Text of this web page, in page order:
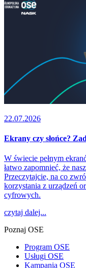
22.07.2026
Ekrany czy słońce?
W świecie pełnym
łatwo zapomnieć, że
Przeczytajcie, na co
korzystania z urządzeń
cyfrowych.
czytaj dalej...
Poznaj OSE
Program OSE
Usługi OSE
Kampania OSE